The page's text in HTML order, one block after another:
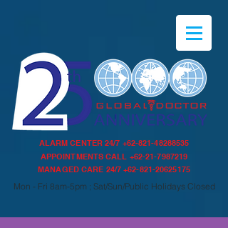
ALARM CENTER 24/7 +62-821-48288535
APPOINTMENTS CALL +62-21-7987219
MANAGED CARE 24/7+62-821-20625175
Mon - Fri 8am-5pm ; Sat/Sun/Public Holidays Closed